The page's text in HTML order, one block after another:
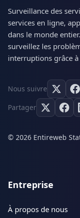
Surveillance des
services en ligne,
dans le monde
surveillez les
interruptions grâce
Nous suivre
Partager
© 2026 Entireweb
Entreprise
À propos de nous